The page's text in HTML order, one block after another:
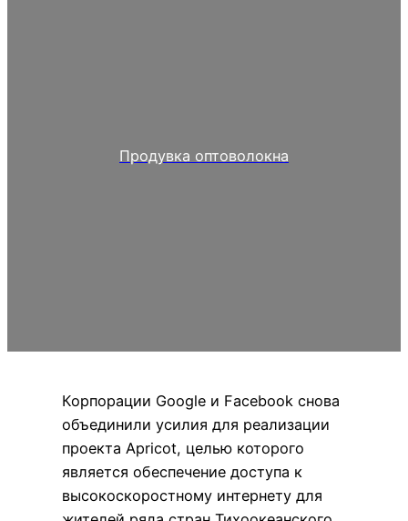
Продувка оптоволокна
Корпорации Google и Facebook снова
объединили усилия для реализации
проекта Apricot, целью которого
является обеспечение доступа к
высокоскоростному интернету для